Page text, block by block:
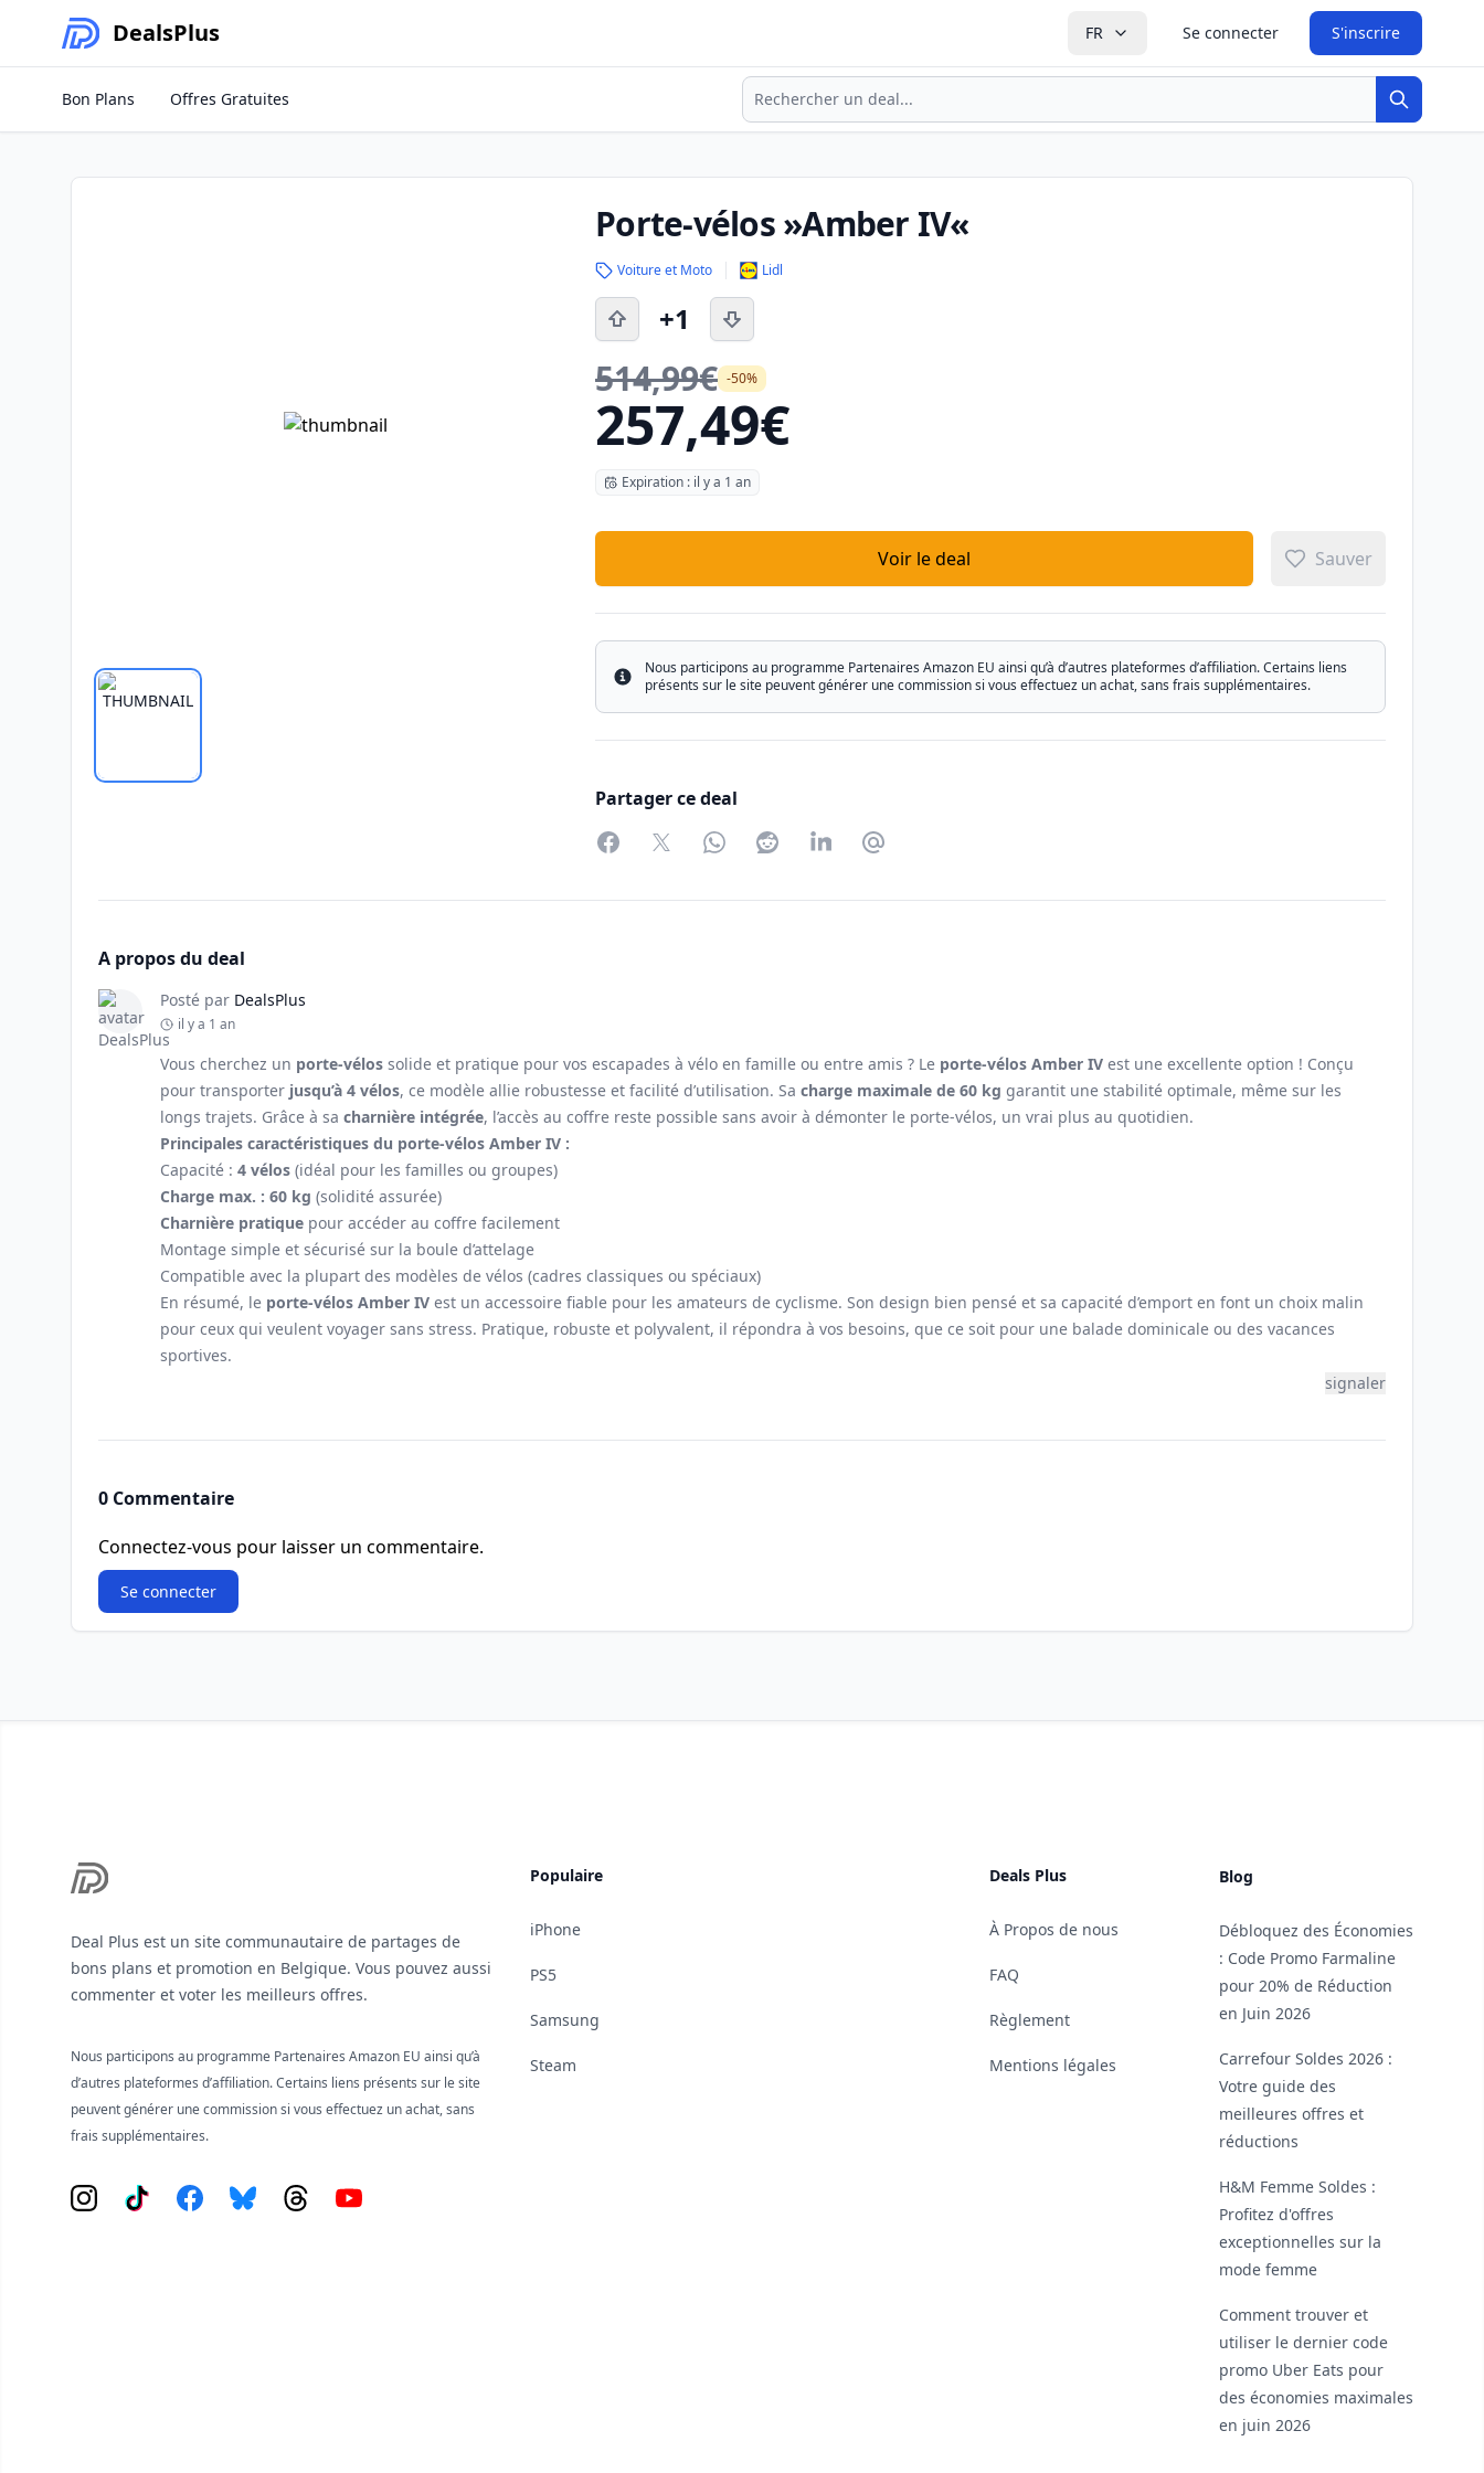
DealsPlus FR Se connecter S'inscrire
Recherche
Recherche
Bon Plans Offres Gratuites
Porte-vélos »Amber IV«
Voiture et Moto Lidl
+1
514,99€ -50%
257,49€
Expiration : il y a 1 an
Voir le deal Sauver
Info
Nous participons au programme Partenaires Amazon EU ainsi qu’à d’autres plateformes d’affiliation. Certains liens
présents sur le site peuvent générer une commission si vous effectuez un achat, sans frais supplémentaires.
Partager ce deal
FacebookTwitterWhatsAppRedditLinkedInPartager par Email
A propos du deal
Posté par DealsPlus
il y a 1 an
Vous cherchez un porte-vélos solide et pratique pour vos escapades à vélo en famille ou entre amis ? Le porte-vélos Amber IV est une excellente option ! Conçu
pour transporter jusqu’à 4 vélos, ce modèle allie robustesse et facilité d’utilisation. Sa charge maximale de 60 kg garantit une stabilité optimale, même sur les
longs trajets. Grâce à sa charnière intégrée, l’accès au coffre reste possible sans avoir à démonter le porte-vélos, un vrai plus au quotidien.
Principales caractéristiques du porte-vélos Amber IV :
Capacité : 4 vélos (idéal pour les familles ou groupes)
Charge max. : 60 kg (solidité assurée)
Charnière pratique pour accéder au coffre facilement
Montage simple et sécurisé sur la boule d’attelage
Compatible avec la plupart des modèles de vélos (cadres classiques ou spéciaux)
En résumé, le porte-vélos Amber IV est un accessoire fiable pour les amateurs de cyclisme. Son design bien pensé et sa capacité d’emport en font un choix malin
pour ceux qui veulent voyager sans stress. Pratique, robuste et polyvalent, il répondra à vos besoins, que ce soit pour une balade dominicale ou des vacances
sportives.
signaler
0 Commentaire
Connectez-vous pour laisser un commentaire.
Se connecter
Deal Plus est un site communautaire de partages de
bons plans et promotion en Belgique. Vous pouvez aussi
commenter et voter les meilleurs offres.
Nous participons au programme Partenaires Amazon EU ainsi qu’à
d’autres plateformes d’affiliation. Certains liens présents sur le site
peuvent générer une commission si vous effectuez un achat, sans
frais supplémentaires.
Instagram
Tiktok FacebookBlueskyThreadsYouTube
Populaire
iPhone
PS5
Samsung
Steam
Deals Plus
À Propos de nous
FAQ
Règlement
Mentions légales
Blog
Débloquez des Économies
: Code Promo Farmaline
pour 20% de Réduction
en Juin 2026
Carrefour Soldes 2026 :
Votre guide des
meilleures offres et
réductions
H&M Femme Soldes :
Profitez d'offres
exceptionnelles sur la
mode femme
Comment trouver et
utiliser le dernier code
promo Uber Eats pour
des économies maximales
en juin 2026